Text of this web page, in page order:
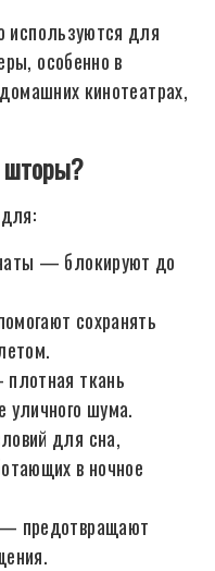
используются для
особенно в
кинотеатрах,
шторы?
— блокируют до
сохранять
ткань
уличного шума.
для сна,
в ночное
предотвращают